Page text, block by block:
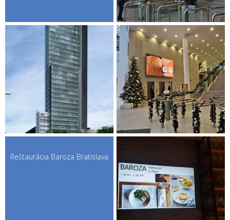
Reštaurácia Baroza Bratislava